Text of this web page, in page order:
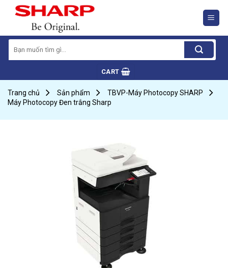
Skip
for:
CART
Trang chủ Sản phẩm
TBVP-Máy Photocopy SHARP
Máy Photocopy Đen trắng Sharp